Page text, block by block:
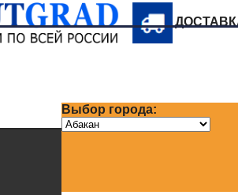
Выбор города: